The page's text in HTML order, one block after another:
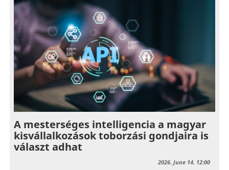
A mesterséges intelligencia a magyar
kisvállalkozások toborzási gondjaira is
választ adhat
2026. June 14. 12:00